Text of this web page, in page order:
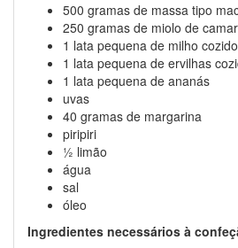
500 gramas de massa tipo
250 gramas de miolo de
1 lata pequena de milho cozido
1 lata pequena de ervilhas
1 lata pequena de ananás
uvas
40 gramas de margarina
piripiri
½ limão
água
sal
óleo
Ingredientes necessários à